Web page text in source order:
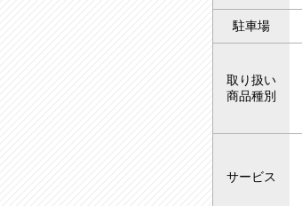
駐車場
取り扱い
商品種別
サービス